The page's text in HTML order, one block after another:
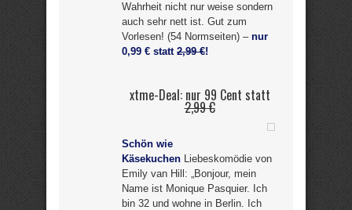
Wahrheit nicht nur weise sondern
auch sehr nett ist. Gut zum
Vorlesen! (54 Normseiten) – nur
0,99 € statt 2,99 €!
xtme-Deal: nur 99 Cent statt
2,99 €
Schön wie
Käsekuchen Liebeskomödie von
Emily van Hill: „Bonjour, mein
Name ist Monique Pasquier. Ich
bin 32 und wohne in Berlin. Ich